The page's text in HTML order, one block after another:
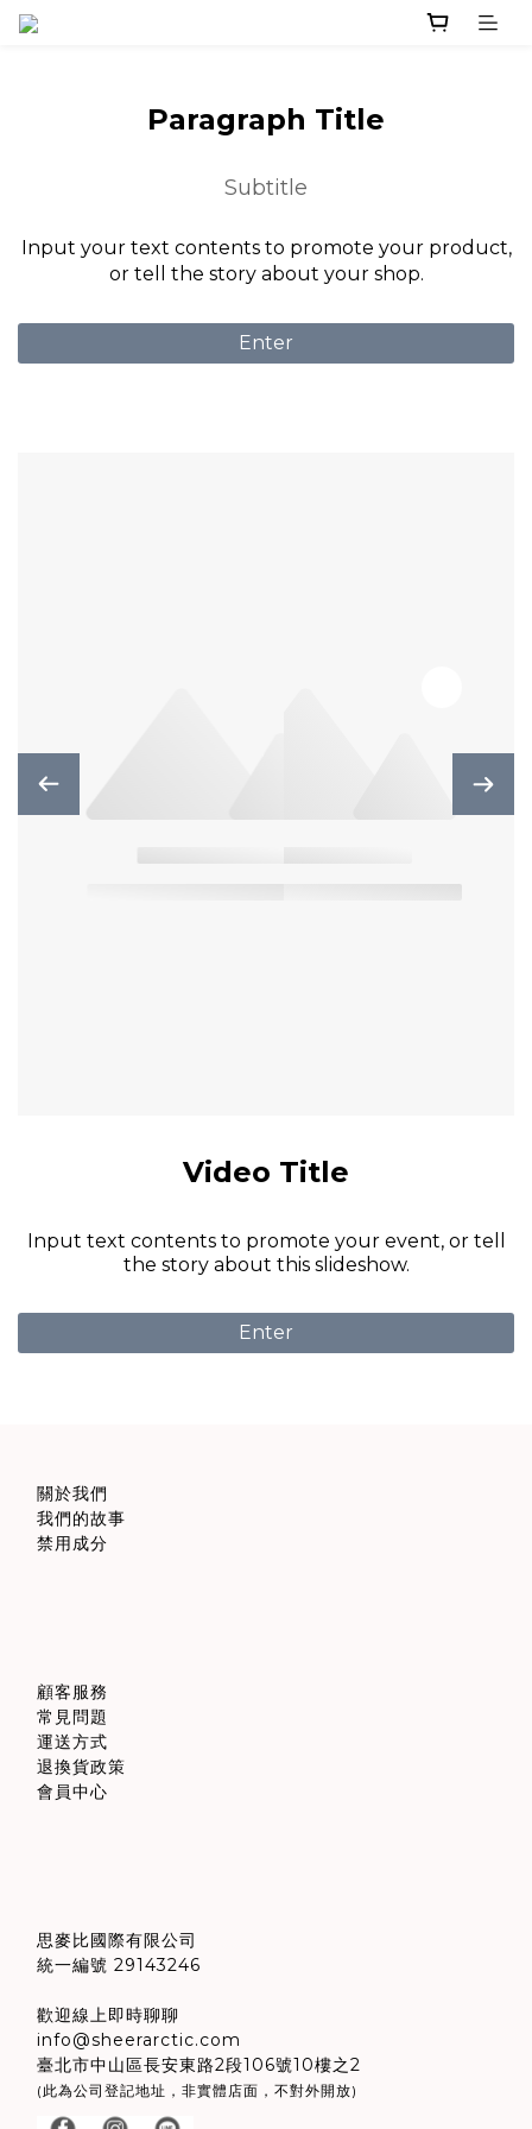
Paragraph Title
Subtitle
Input your text contents to promote your product,
or tell the story about your shop.
Enter
Video Title
Input text contents to promote your event, or tell
the story about this slideshow.
Enter
關於我們
我們的故事
禁用成分
顧客服務
常見問題
運送方式
退換貨政策
會員中心
思麥比國際有限公司
統一編號 29143246
歡迎線上即時聊聊
info@sheerarctic.com
臺北市中山區長安東路2段106號10樓之2
(此為公司登記地址，非實體店面，不對外開放)